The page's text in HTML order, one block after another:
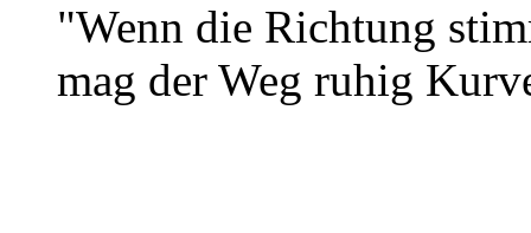
"Wenn die Richtung
mag der Weg ruhig